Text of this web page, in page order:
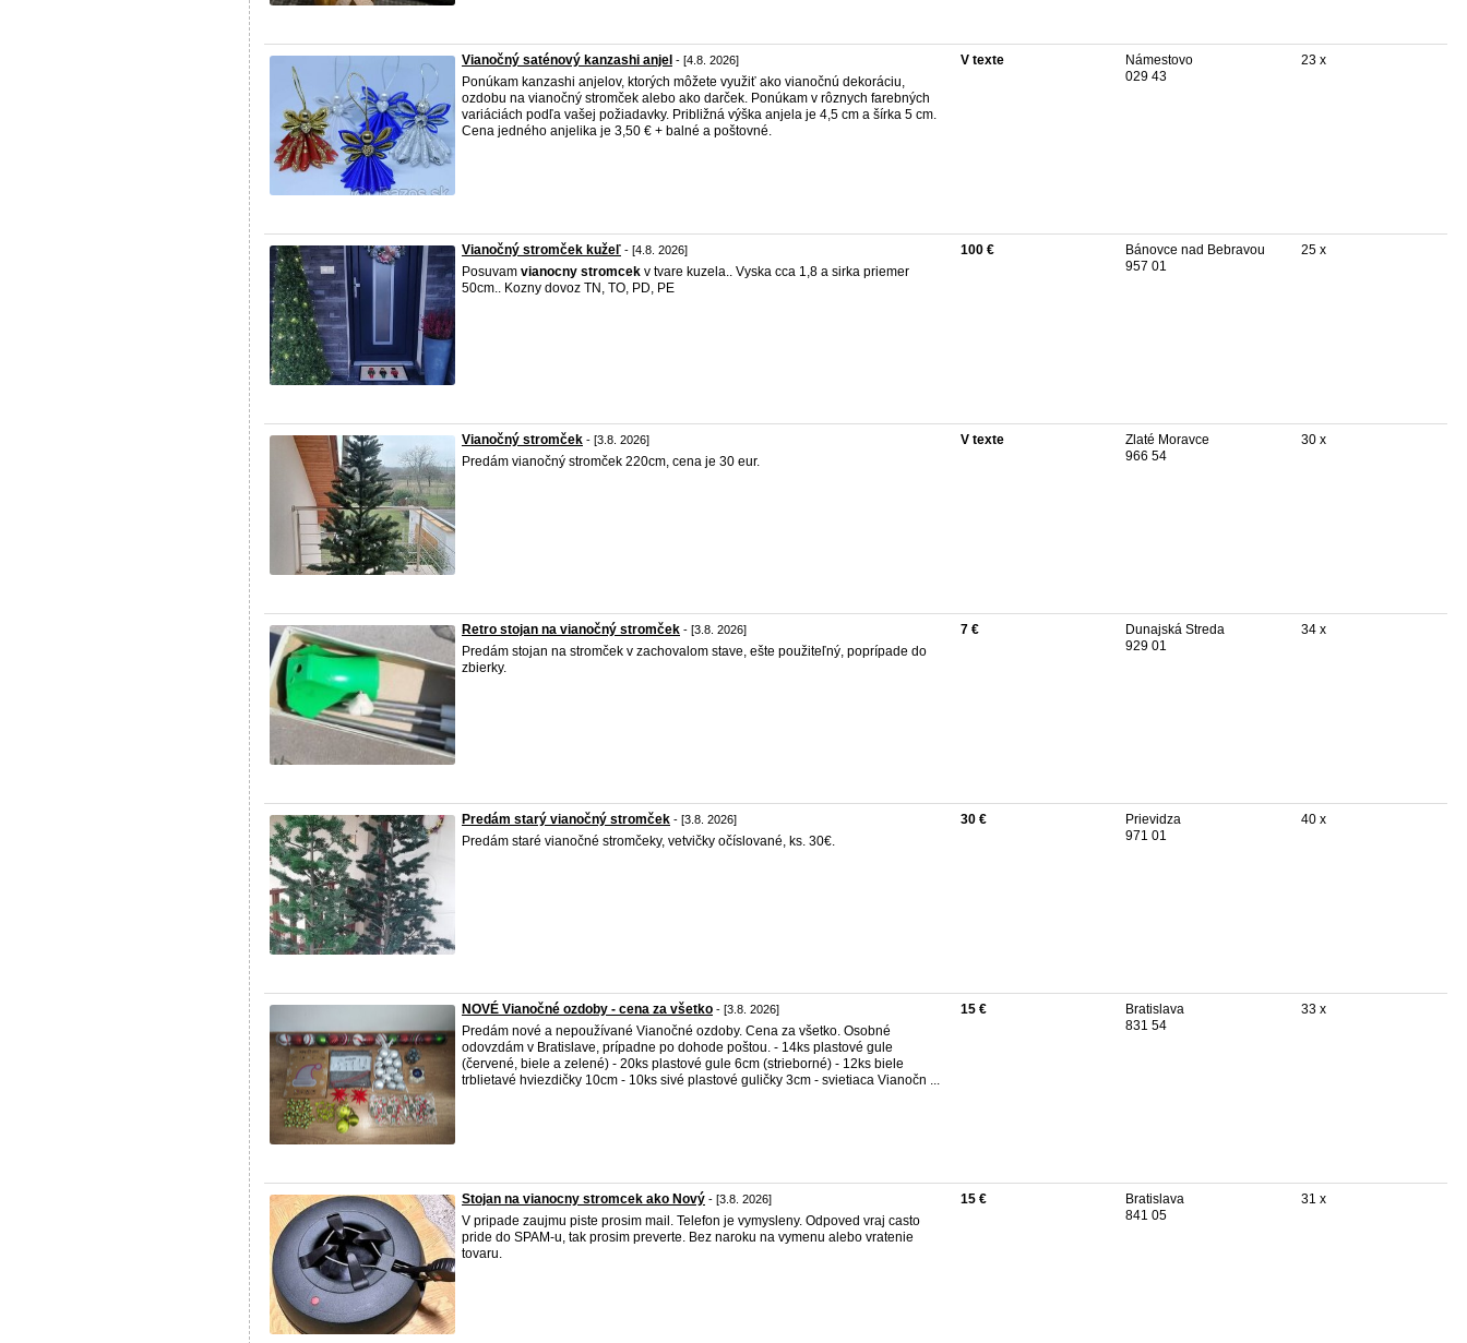
Vianočný saténový kanzashi anjel - [4.8. 2026]
Ponúkam kanzashi anjelov, ktorých môžete využiť ako vianočnú dekoráciu,
ozdobu na vianočný stromček alebo ako darček. Ponúkam v rôznych farebných
variáciách podľa vašej požiadavky. Približná výška anjela je 4,5 cm a šírka 5 cm.
Cena jedného anjelika je 3,50 € + balné a poštovné.
V texte
Námestovo
029 43
23 x
Vianočný stromček kužeľ - [4.8. 2026]
Posuvam vianocny stromcek v tvare kuzela.. Vyska cca 1,8 a sirka priemer
50cm.. Kozny dovoz TN, TO, PD, PE
100 €
Bánovce nad Bebravou
957 01
25 x
Vianočný stromček - [3.8. 2026]
Predám vianočný stromček 220cm, cena je 30 eur.
V texte
Zlaté Moravce
966 54
30 x
Retro stojan na vianočný stromček - [3.8. 2026]
Predám stojan na stromček v zachovalom stave, ešte použiteľný, poprípade do
zbierky.
7 €
Dunajská Streda
929 01
34 x
Predám starý vianočný stromček - [3.8. 2026]
Predám staré vianočné stromčeky, vetvičky očíslované, ks. 30€.
30 €
Prievidza
971 01
40 x
NOVÉ Vianočné ozdoby - cena za všetko - [3.8. 2026]
Predám nové a nepoužívané Vianočné ozdoby. Cena za všetko. Osobné
odovzdám v Bratislave, prípadne po dohode poštou. - 14ks plastové gule
(červené, biele a zelené) - 20ks plastové gule 6cm (strieborné) - 12ks biele
trblietavé hviezdičky 10cm - 10ks sivé plastové guličky 3cm - svietiaca Vianočn ...
15 €
Bratislava
831 54
33 x
Stojan na vianocny stromcek ako Nový - [3.8. 2026]
V pripade zaujmu piste prosim mail. Telefon je vymysleny. Odpoved vraj casto
pride do SPAM-u, tak prosim preverte. Bez naroku na vymenu alebo vratenie
tovaru.
15 €
Bratislava
841 05
31 x